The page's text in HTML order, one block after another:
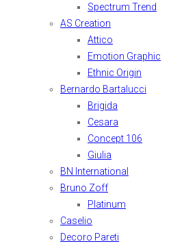
Spectrum Trend
AS Creation
Attico
Emotion Graphic
Ethnic Origin
Bernardo Bartalucci
Brigida
Cesara
Concept 106
Giulia
BN International
Bruno Zoff
Platinum
Caselio
Decoro Pareti